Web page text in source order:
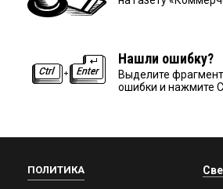
Нашли ошибку?
Выделите
ошибки и нажмите
ПОЛИТИКА